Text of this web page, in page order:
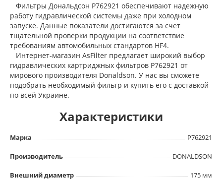
Фильтры Дональдсон P762921 обеспечивают надежную
работу гидравлической системы даже при холодном
запуске. Данные показатели достигаются за счет
тщательной проверки продукции на соответствие
требованиям автомобильных стандартов HF4.
Интернет-магазин AsFilter предлагает широкий выбор
гидравлических картриджных фильтров P762921 от
мирового производителя Donaldson. У нас вы сможете
подобрать необходимый фильтр и купить его с доставкой
по всей Украине.
Характеристики
Марка P762921
Производитель DONALDSON
Внешний диаметр 175 мм